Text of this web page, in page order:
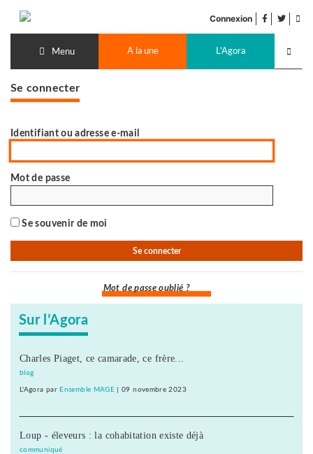
contenu
Connexion facebook
twitter
Menu A la une L'Agora
Se connecter
Identifiant ou adresse e-mail
Mot de passe
Se souvenir de moi
Mot de passe oublié ?
Sur l’Agora
Charles Piaget, ce camarade, ce frère...
blog
L'Agora par Ensemble MAGE |09 novembre 2023
Loup - éleveurs : la cohabitation existe déjà
communiqué